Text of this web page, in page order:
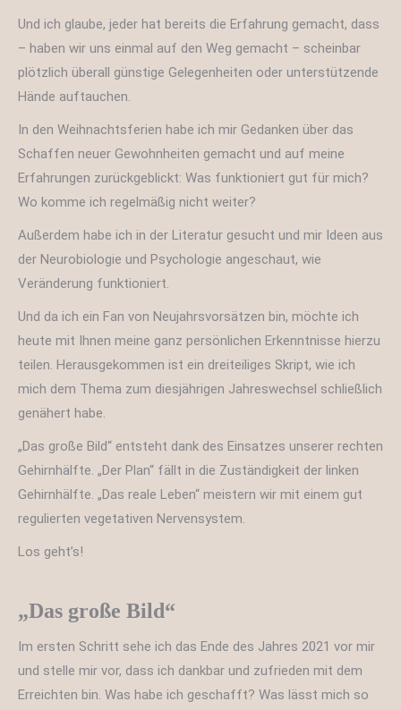
Und ich glaube, jeder hat bereits die Erfahrung gemacht, dass
– haben wir uns einmal auf den Weg gemacht – scheinbar
plötzlich überall günstige Gelegenheiten oder unterstützende
Hände auftauchen.
In den Weihnachtsferien habe ich mir Gedanken über das
Schaffen neuer Gewohnheiten gemacht und auf meine
Erfahrungen zurückgeblickt: Was funktioniert gut für mich?
Wo komme ich regelmäßig nicht weiter?
Außerdem habe ich in der Literatur gesucht und mir Ideen aus
der Neurobiologie und Psychologie angeschaut, wie
Veränderung funktioniert.
Und da ich ein Fan von Neujahrsvorsätzen bin, möchte ich
heute mit Ihnen meine ganz persönlichen Erkenntnisse hierzu
teilen. Herausgekommen ist ein dreiteiliges Skript, wie ich
mich dem Thema zum diesjährigen Jahreswechsel schließlich
genähert habe.
„Das große Bild“ entsteht dank des Einsatzes unserer rechten
Gehirnhälfte. „Der Plan“ fällt in die Zuständigkeit der linken
Gehirnhälfte. „Das reale Leben“ meistern wir mit einem gut
regulierten vegetativen Nervensystem.
Los geht’s!
„Das große Bild“
Im ersten Schritt sehe ich das Ende des Jahres 2021 vor mir
und stelle mir vor, dass ich dankbar und zufrieden mit dem
Erreichten bin. Was habe ich geschafft? Was lässt mich so